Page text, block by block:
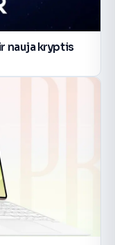
nauja kryptis